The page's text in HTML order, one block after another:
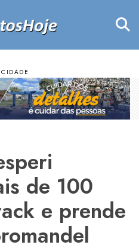
de 100
e prende